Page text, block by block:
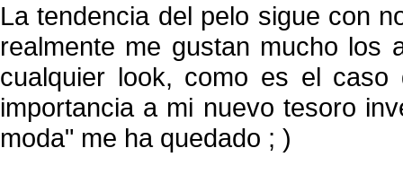
La tendencia del pelo sigue con
realmente me gustan mucho los
cualquier look, como es el
importancia a mi nuevo tesoro
moda" me ha quedado ; )